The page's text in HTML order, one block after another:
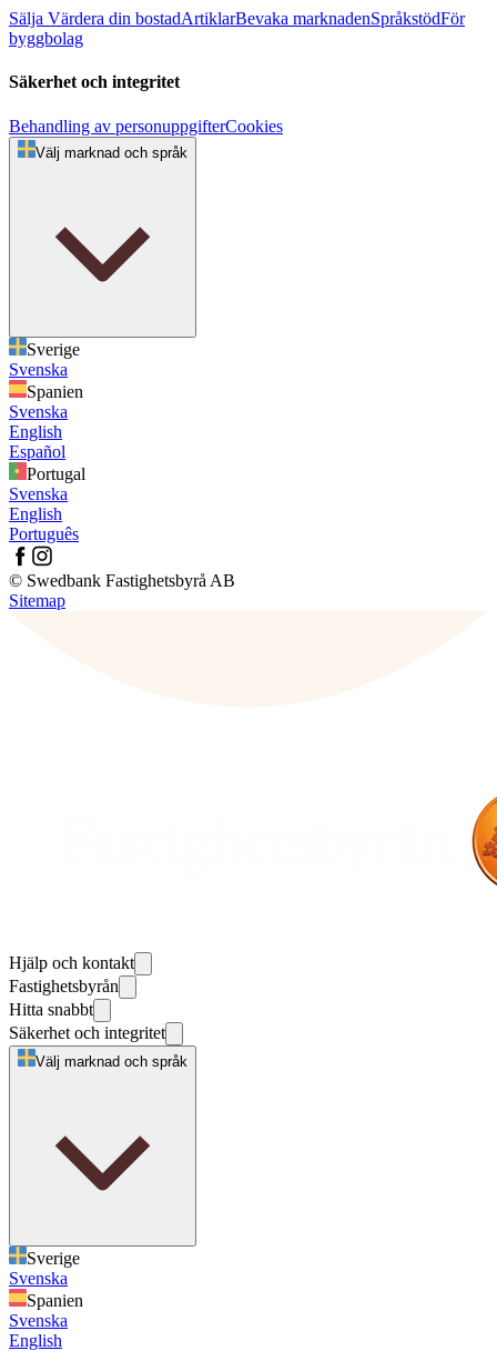
Sälja Värdera din bostadArtiklarBevaka marknadenSpråkstödFör
byggbolag
Säkerhet och integritet
Behandling av personuppgifterCookies
Välj marknad och språk
Sverige
Svenska
Spanien
Svenska
English
Español
Portugal
Svenska
English
Português
© Swedbank Fastighetsbyrå AB
Sitemap
Hjälp och kontakt
Fastighetsbyrån
Hitta snabbt
Säkerhet och integritet
Välj marknad och språk
Sverige
Svenska
Spanien
Svenska
English